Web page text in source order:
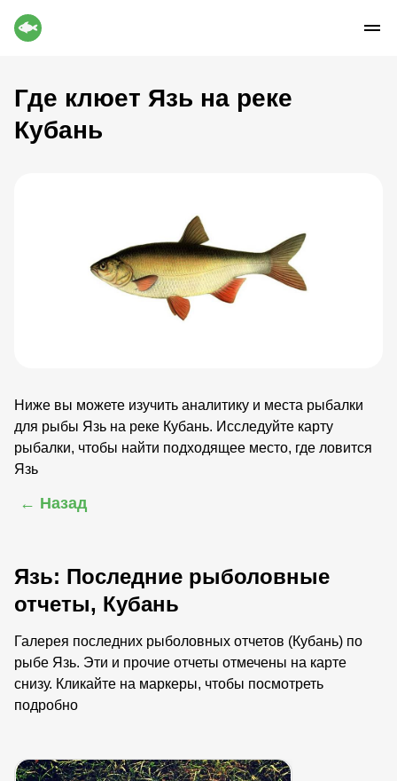
Где клюет Язь на реке
Кубань
Ниже вы можете изучить аналитику и места рыбалки
для рыбы Язь на реке Кубань. Исследуйте карту
рыбалки, чтобы найти подходящее место, где ловится
Язь
← Назад
Язь: Последние рыболовные
отчеты, Кубань
Галерея последних рыболовных отчетов (Кубань) по
рыбе Язь. Эти и прочие отчеты отмечены на карте
снизу. Кликайте на маркеры, чтобы посмотреть
подробно